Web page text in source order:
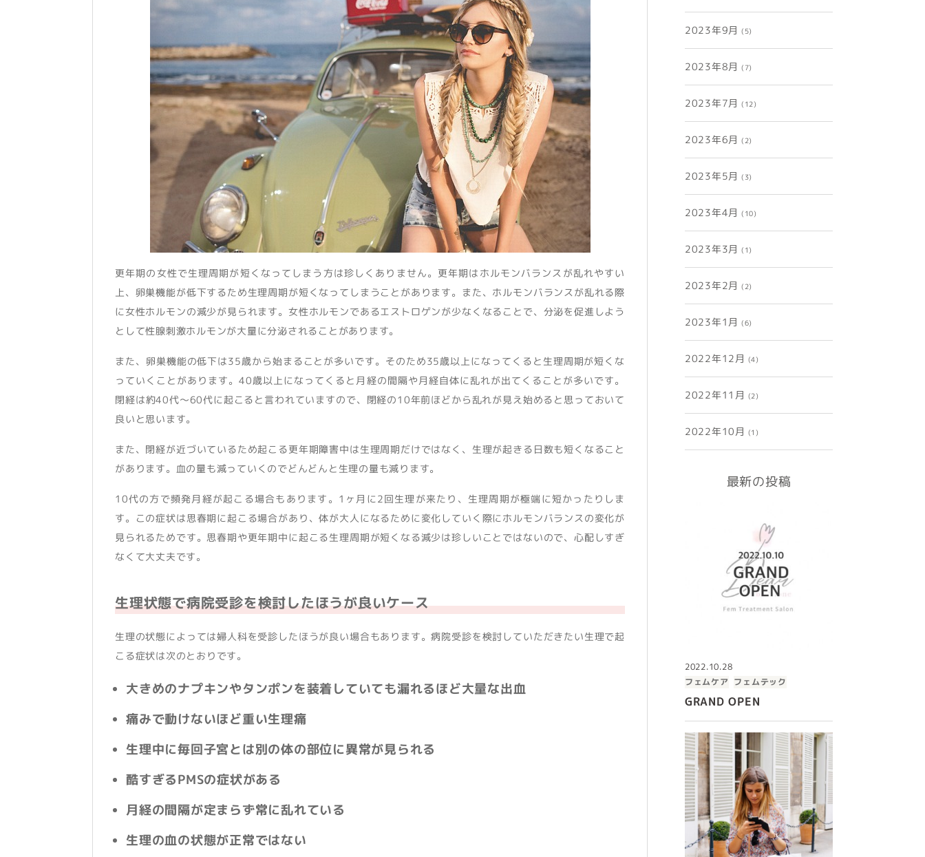
更年期の女性で生理周期が短くなってしまう方は珍しくありません。更年期はホルモンバランスが乱れやすい
上、卵巣機能が低下するため生理周期が短くなってしまうことがあります。また、ホルモンバランスが乱れる際
に女性ホルモンの減少が見られます。女性ホルモンであるエストロゲンが少なくなることで、分泌を促進しよう
として性腺刺激ホルモンが大量に分泌されることがあります。
また、卵巣機能の低下は35歳から始まることが多いです。そのため35歳以上になってくると生理周期が短くな
っていくことがあります。40歳以上になってくると月経の間隔や月経自体に乱れが出てくることが多いです。
閉経は約40代〜60代に起こると言われていますので、閉経の10年前ほどから乱れが見え始めると思っておいて
良いと思います。
また、閉経が近づいているため起こる更年期障害中は生理周期だけではなく、生理が起きる日数も短くなること
があります。血の量も減っていくのでどんどんと生理の量も減ります。
10代の方で頻発月経が起こる場合もあります。1ヶ月に2回生理が来たり、生理周期が極端に短かったりしま
す。この症状は思春期に起こる場合があり、体が大人になるために変化していく際にホルモンバランスの変化が
見られるためです。思春期や更年期中に起こる生理周期が短くなる減少は珍しいことではないので、心配しすぎ
なくて大丈夫です。
生理状態で病院受診を検討したほうが良いケース
生理の状態によっては婦人科を受診したほうが良い場合もあります。病院受診を検討していただきたい生理で起
こる症状は次のとおりです。
大きめのナプキンやタンポンを装着していても漏れるほど大量な出血
痛みで動けないほど重い生理痛
生理中に毎回子宮とは別の体の部位に異常が見られる
酷すぎるPMSの症状がある
月経の間隔が定まらず常に乱れている
生理の血の状態が正常ではない
2023年9月 (5)
2023年8月 (7)
2023年7月 (12)
2023年6月 (2)
2023年5月 (3)
2023年4月 (10)
2023年3月 (1)
2023年2月 (2)
2023年1月 (6)
2022年12月 (4)
2022年11月 (2)
2022年10月 (1)
最新の投稿
2022.10.28
フェムケア フェムテック
GRAND OPEN